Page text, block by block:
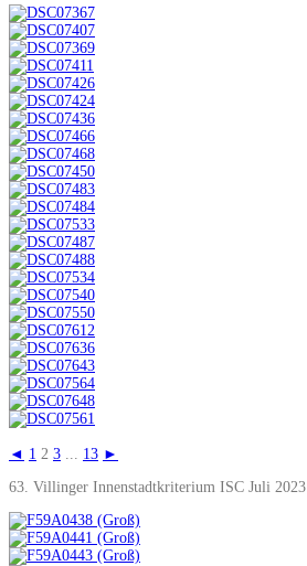
◄ 1 2 3 ... 13 ►
63. Villinger Innenstadtkriterium ISC Juli 2023